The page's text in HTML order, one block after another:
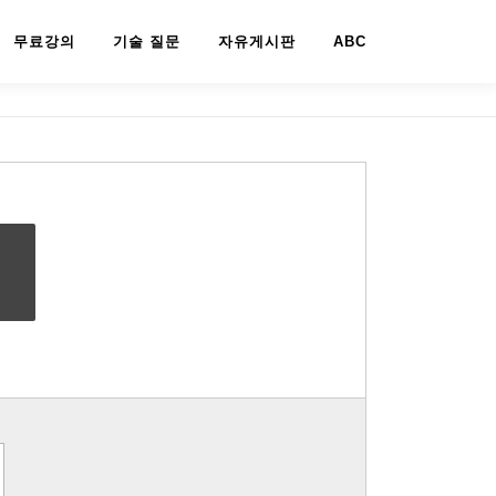
무료강의 기술 질문 자유게시판 ABC